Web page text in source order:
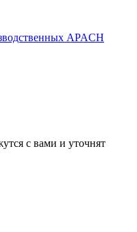
APACH
с вами и уточнят